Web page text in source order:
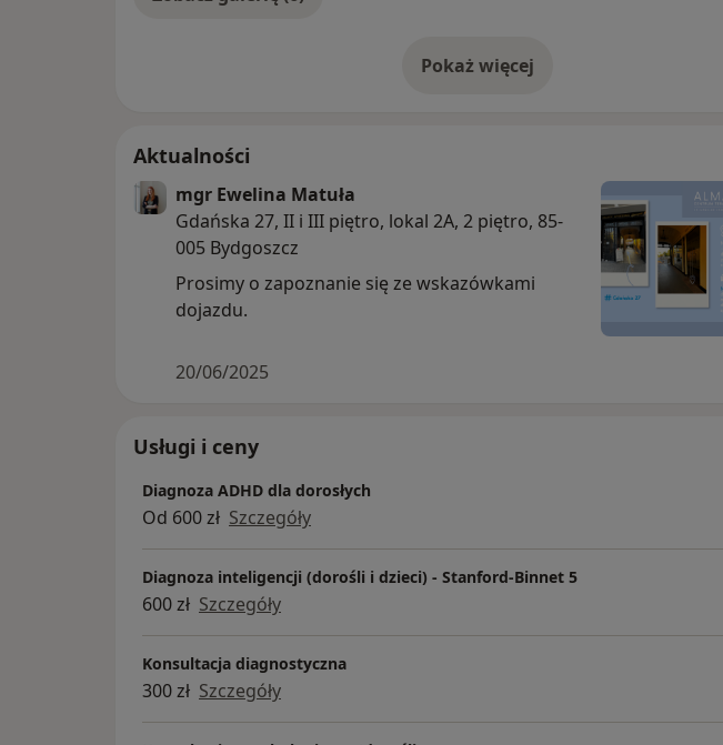
Pokaż więcejo doświadczeniu
Aktualności
mgr Ewelina Matuła
Gdańska 27, II i III piętro, lokal 2A, 2 piętro, 85-
005 Bydgoszcz
Prosimy o zapoznanie się ze wskazówkami
dojazdu.
20/06/2025
Usługi i ceny
Diagnoza ADHD dla dorosłych
Od 600 zł Szczegóły
Diagnoza inteligencji (dorośli i dzieci) - Stanford-Binnet 5
600 zł Szczegóły
Konsultacja diagnostyczna
300 zł Szczegóły